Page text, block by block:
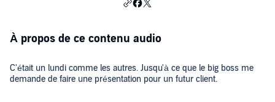
À propos de ce contenu audio
C'était un lundi comme les autres. Jusqu'à ce que le big boss me
demande de faire une présentation pour un futur client.